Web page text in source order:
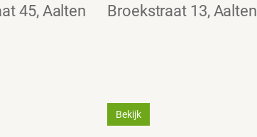
45, Aalten Broekstraat 13, Aalten
Bekijk